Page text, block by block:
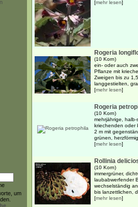
um
[mehr lesen]
Rogeria
(10 Korn)
ein- oder auch
Pflanze mit
Zweigen bis zu
langgestielten,
[mehr lesen]
Rogeria
(10 Korn)
mehrjährige,
kriechenden oder
2 m mit
grünen,
[mehr lesen]
Rollinia
(10 Korn)
immergrüner,
laubabwerfender
wechselständig
bis lanzettlichen,
[mehr lesen]